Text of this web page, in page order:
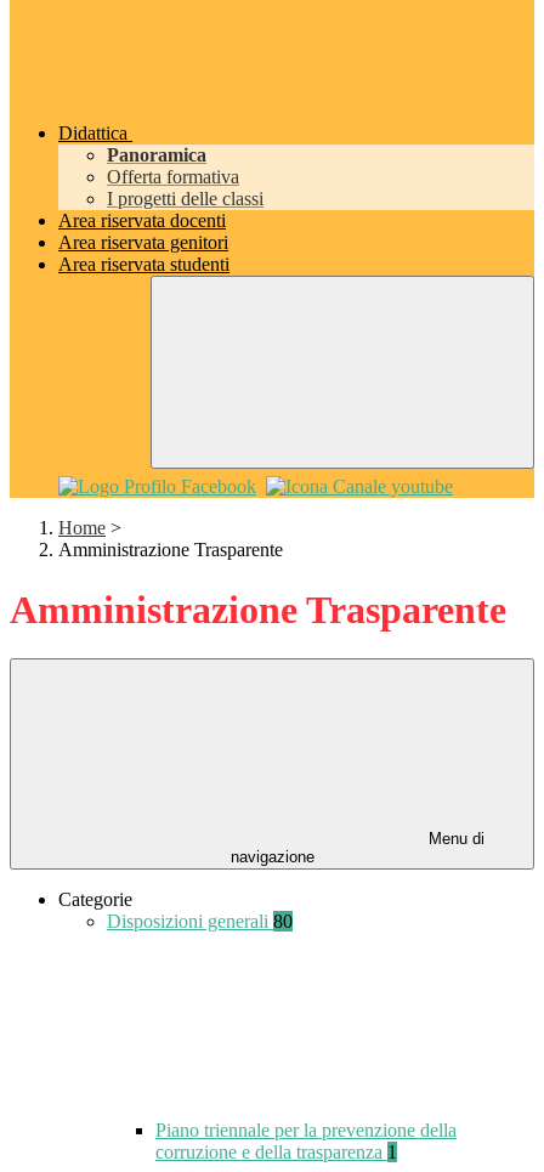
Didattica
Panoramica
Offerta formativa
I progetti delle classi
Area riservata docenti
Area riservata genitori
Area riservata studenti
Home >
Amministrazione Trasparente
Amministrazione Trasparente
Menu di
navigazione
Categorie
Disposizioni generali 80
Piano triennale per la prevenzione della
corruzione e della trasparenza 1